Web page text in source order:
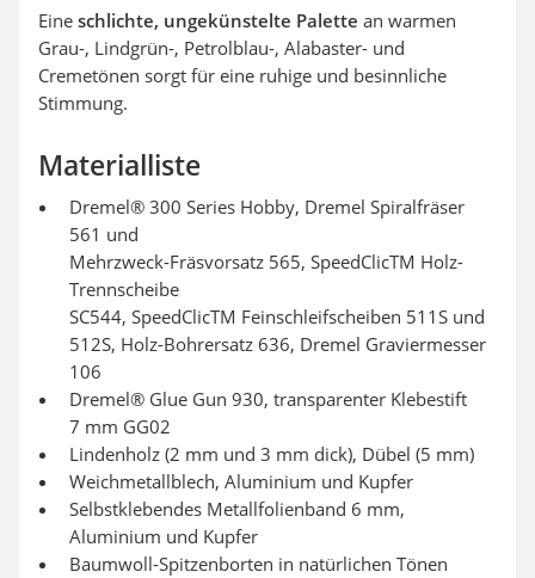
Eine schlichte, ungekünstelte Palette an warmen
Grau-, Lindgrün-, Petrolblau-, Alabaster- und
Cremetönen sorgt für eine ruhige und besinnliche
Stimmung.
Materialliste
Dremel® 300 Series Hobby, Dremel Spiralfräser
561 und
Mehrzweck-Fräsvorsatz 565, SpeedClicTM Holz-
Trennscheibe
SC544, SpeedClicTM Feinschleifscheiben 511S und
512S, Holz-Bohrersatz 636, Dremel Graviermesser
106
Dremel® Glue Gun 930, transparenter Klebestift
7 mm GG02
Lindenholz (2 mm und 3 mm dick), Dübel (5 mm)
Weichmetallblech, Aluminium und Kupfer
Selbstklebendes Metallfolienband 6 mm,
Aluminium und Kupfer
Baumwoll-Spitzenborten in natürlichen Tönen